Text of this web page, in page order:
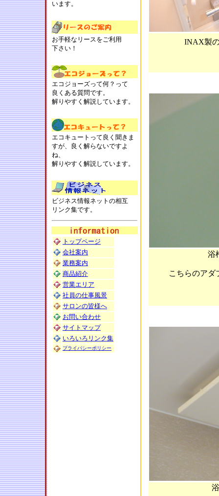
います。
お手軽なリースをご利用
下さい！
エコジョーズって何？って
良くある質問です。
解りやすく解説しています。
エコキュートって良く聞きま
すが、良く解らないですよ
ね、
解りやすく解説しています。
ビジネス情報ネットの相互
リンク集です。
トップページ
会社案内
業務案内
商品紹介
営業エリア
社員の仕事風景
サロンの皆様へ
お問い合わせ
サイトマップ
いろいろリンク集
プライバシーポリシー
INAX製
浴
こちらのアダ